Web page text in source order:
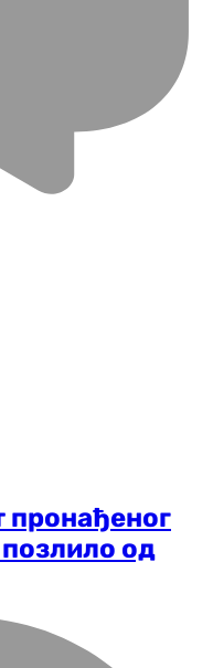
пронађеног
од